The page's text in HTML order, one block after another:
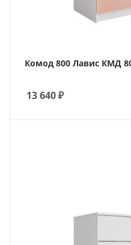
Комод 800 Лавис КМД
13 640₽